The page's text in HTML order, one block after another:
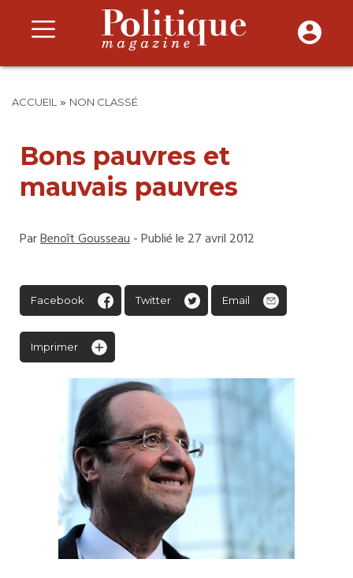
ACCUEIL » NON CLASSÉ
Bons pauvres et
mauvais pauvres
ParBenoît Gousseau- Publié le 27 avril 2012
Facebook Twitter Email
Imprimer